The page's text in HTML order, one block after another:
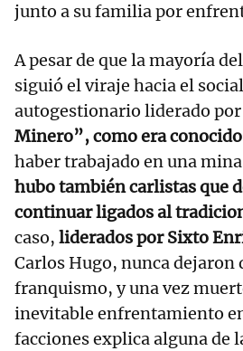
junto a su familia por
A pesar de que la mayoría
siguió el viraje hacia el
autogestionario liderado por
Minero”, como era
haber trabajado en una
hubo también carlistas que
continuar ligados al
caso, liderados por Sixto
Carlos Hugo, nunca dejaron
franquismo, y una vez
inevitable enfrentamiento
facciones explica alguna de